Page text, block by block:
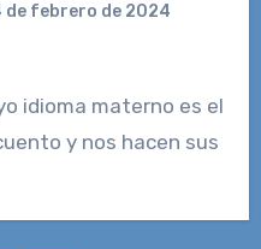
de febrero de 2024
idioma materno es el
y nos hacen sus